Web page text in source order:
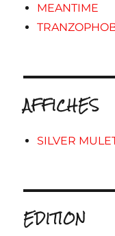
MEANTIME
AFFICHES
SILVER
EDITION